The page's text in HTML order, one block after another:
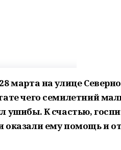
марта на улице
чего семилетний
ушибы. К счастью,
оказали ему помощь и